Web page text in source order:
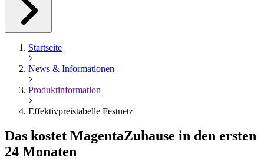
Startseite
News & Informationen
Produktinformation
Effektivpreistabelle Festnetz
Das kostet MagentaZuhause in den ersten
24 Monaten